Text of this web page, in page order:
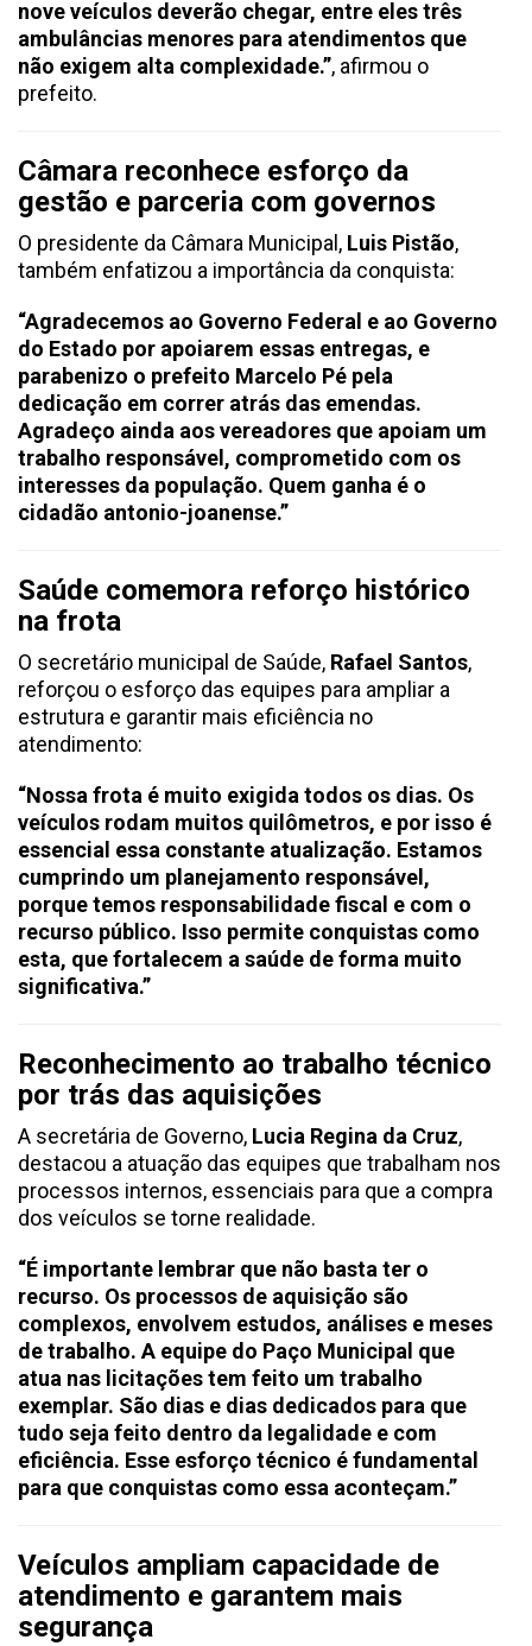
nove veículos deverão chegar, entre eles três
ambulâncias menores para atendimentos que
não exigem alta complexidade.”, afirmou o
prefeito.
Câmara reconhece esforço da
gestão e parceria com governos
O presidente da Câmara Municipal, Luis Pistão,
também enfatizou a importância da conquista:
“Agradecemos ao Governo Federal e ao Governo
do Estado por apoiarem essas entregas, e
parabenizo o prefeito Marcelo Pé pela
dedicação em correr atrás das emendas.
Agradeço ainda aos vereadores que apoiam um
trabalho responsável, comprometido com os
interesses da população. Quem ganha é o
cidadão antonio-joanense.”
Saúde comemora reforço histórico
na frota
O secretário municipal de Saúde, Rafael Santos,
reforçou o esforço das equipes para ampliar a
estrutura e garantir mais eficiência no
atendimento:
“Nossa frota é muito exigida todos os dias. Os
veículos rodam muitos quilômetros, e por isso é
essencial essa constante atualização. Estamos
cumprindo um planejamento responsável,
porque temos responsabilidade fiscal e com o
recurso público. Isso permite conquistas como
esta, que fortalecem a saúde de forma muito
significativa.”
Reconhecimento ao trabalho técnico
por trás das aquisições
A secretária de Governo, Lucia Regina da Cruz,
destacou a atuação das equipes que trabalham nos
processos internos, essenciais para que a compra
dos veículos se torne realidade.
“É importante lembrar que não basta ter o
recurso. Os processos de aquisição são
complexos, envolvem estudos, análises e meses
de trabalho. A equipe do Paço Municipal que
atua nas licitações tem feito um trabalho
exemplar. São dias e dias dedicados para que
tudo seja feito dentro da legalidade e com
eficiência. Esse esforço técnico é fundamental
para que conquistas como essa aconteçam.”
Veículos ampliam capacidade de
atendimento e garantem mais
segurança